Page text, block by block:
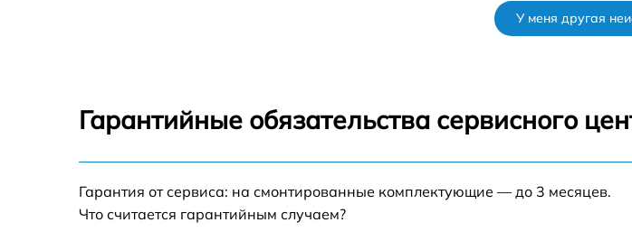
Замена сенсора Midea Q404GFD Black от 60
У меня другая
Гарантийные обязательства сервисного
Гарантия от сервиса: на смонтированные комплектующие — до 3 месяцев.
Что считается гарантийным случаем?